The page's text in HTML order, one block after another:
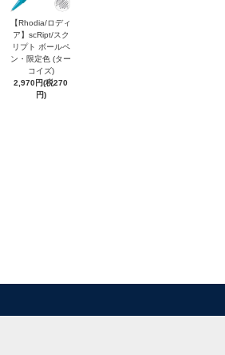
【Rhodia/ロディ
ア】scRipt/スク
リプト ボールペ
ン・限定色 (ター
コイズ)
2,970円(税270
円)